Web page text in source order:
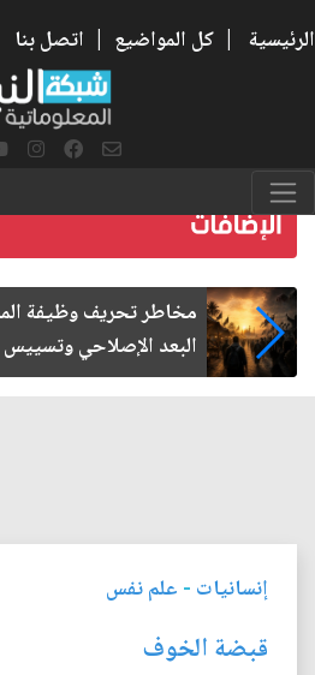
الرئيسية | كل المواضيع | اتصل بنا
زيارة الأربعين.. من
الفاعلة
إنسانيات - علم نفس
قبضة الخوف